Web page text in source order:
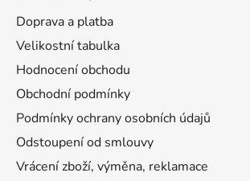
Doprava a platba
Velikostní tabulka
Hodnocení obchodu
Obchodní podmínky
Podmínky ochrany osobních údajů
Odstoupení od smlouvy
Vrácení zboží, výměna, reklamace